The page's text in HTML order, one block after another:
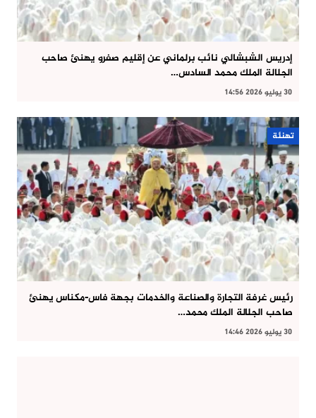
إدريس الشبشالي نائب برلماني عن إقليم صفرو يهنئ صاحب
الجلالة الملك محمد السادس…
30 يوليو 2026 14:56
تهنئة
رئيس غرفة التجارة والصناعة والخدمات بجهة فاس-مكناس يهنئ
صاحب الجلالة الملك محمد…
30 يوليو 2026 14:46